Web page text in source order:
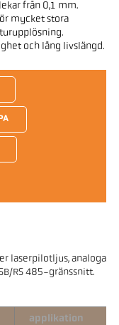
från 0,1 mm.
mycket stora
och lång livslängd.
laserpilotljus, analoga
RS 485-gränssnitt.
applikation